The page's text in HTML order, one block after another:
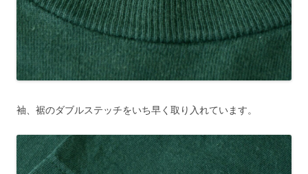
袖、裾のダブルステッチをいち早く取り入れています。